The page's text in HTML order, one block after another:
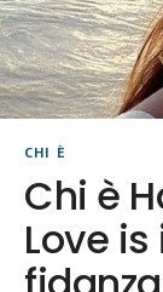
CHI È
Chi è
Love